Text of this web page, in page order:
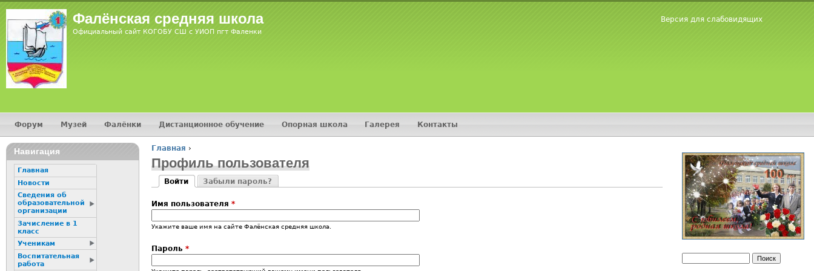
Фалёнская средняя школа
Официальный сайт КОГОБУ СШ с УИОП пгт Фаленки
Версия для слабовидящих
Вы здесь
Главная ›
Профиль пользователя
Главные вкладки
Войти
Забыли пароль?
Имя пользователя *
Укажите ваше имя на сайте Фалёнская средняя школа.
Пароль *
Главное меню
Форум Музей Фалёнки Дистанционное обучение Опорная школа Галерея Контакты
Навигация
Главная
Новости
Сведения об
образовательной
организации
Зачисление в 1
класс
Ученикам
Воспитательная
работа